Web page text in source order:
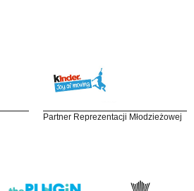
Partner Reprezentacji Młodzieżowej